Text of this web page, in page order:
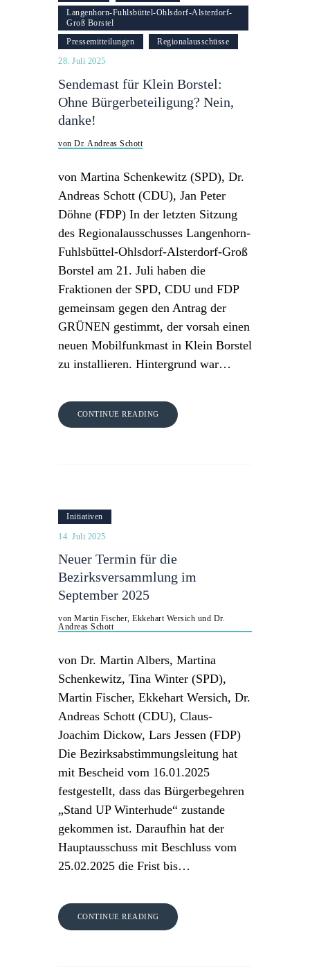
Langenhorn-Fuhlsbüttel-Ohlsdorf-Alsterdorf-
Groß Borstel
Pressemitteilungen
Regionalausschüsse
28. Juli 2025
Sendemast für Klein Borstel:
Ohne Bürgerbeteiligung? Nein,
danke!
von Dr. Andreas Schott
von Martina Schenkewitz (SPD), Dr.
Andreas Schott (CDU), Jan Peter
Döhne (FDP) In der letzten Sitzung
des Regionalausschusses Langenhorn-
Fuhlsbüttel-Ohlsdorf-Alsterdorf-Groß
Borstel am 21. Juli haben die
Fraktionen der SPD, CDU und FDP
gemeinsam gegen den Antrag der
GRÜNEN gestimmt, der vorsah einen
neuen Mobilfunkmast in Klein Borstel
zu installieren. Hintergrund war…
CONTINUE READING
Initiativen
14. Juli 2025
Neuer Termin für die
Bezirksversammlung im
September 2025
von Martin Fischer, Ekkehart Wersich und Dr.
Andreas Schott
von Dr. Martin Albers, Martina
Schenkewitz, Tina Winter (SPD),
Martin Fischer, Ekkehart Wersich, Dr.
Andreas Schott (CDU), Claus-
Joachim Dickow, Lars Jessen (FDP)
Die Bezirksabstimmungsleitung hat
mit Bescheid vom 16.01.2025
festgestellt, dass das Bürgerbegehren
„Stand UP Winterhude“ zustande
gekommen ist. Daraufhin hat der
Hauptausschuss mit Beschluss vom
25.02.2025 die Frist bis…
CONTINUE READING